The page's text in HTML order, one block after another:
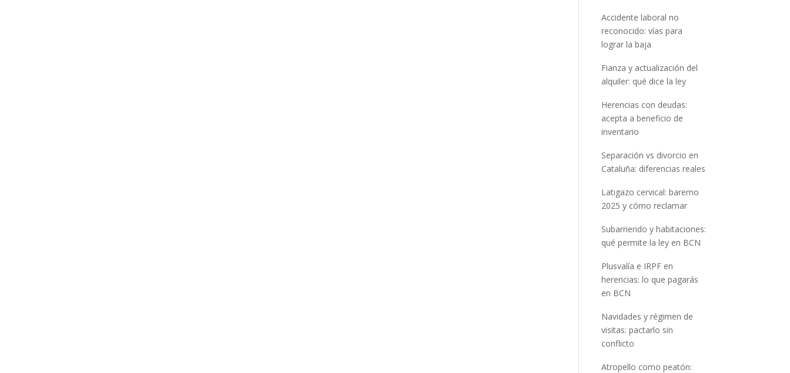
Accidente laboral no
reconocido: vías para
lograr la baja
Fianza y actualización del
alquiler: qué dice la ley
Herencias con deudas:
acepta a beneficio de
inventario
Separación vs divorcio en
Cataluña: diferencias reales
Latigazo cervical: baremo
2025 y cómo reclamar
Subarriendo y habitaciones:
qué permite la ley en BCN
Plusvalía e IRPF en
herencias: lo que pagarás
en BCN
Navidades y régimen de
visitas: pactarlo sin
conflicto
Atropello como peatón: